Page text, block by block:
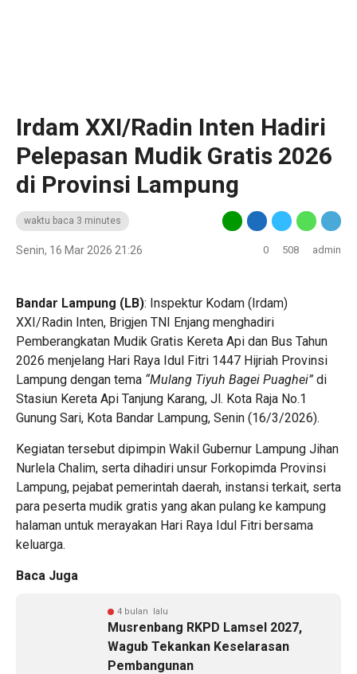
Irdam XXI/Radin Inten Hadiri
Pelepasan Mudik Gratis 2026
di Provinsi Lampung
waktu baca 3 minutes
Senin, 16 Mar 2026 21:26 0 508 admin
Bandar Lampung (LB): Inspektur Kodam (Irdam)
XXI/Radin Inten, Brigjen TNI Enjang menghadiri
Pemberangkatan Mudik Gratis Kereta Api dan Bus Tahun
2026 menjelang Hari Raya Idul Fitri 1447 Hijriah Provinsi
Lampung dengan tema “Mulang Tiyuh Bagei Puaghei” di
Stasiun Kereta Api Tanjung Karang, Jl. Kota Raja No.1
Gunung Sari, Kota Bandar Lampung, Senin (16/3/2026).
Kegiatan tersebut dipimpin Wakil Gubernur Lampung Jihan
Nurlela Chalim, serta dihadiri unsur Forkopimda Provinsi
Lampung, pejabat pemerintah daerah, instansi terkait, serta
para peserta mudik gratis yang akan pulang ke kampung
halaman untuk merayakan Hari Raya Idul Fitri bersama
keluarga.
Baca Juga
4 bulan lalu
Musrenbang RKPD Lamsel 2027,
Wagub Tekankan Keselarasan
Pembangunan